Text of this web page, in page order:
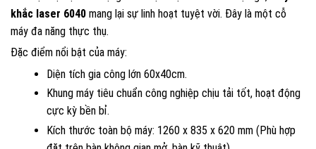
khắc laser 6040 mang lại sự linh hoạt tuyệt vời. Đây là một cỗ
máy đa năng thực thụ.
Đặc điểm nổi bật của máy:
Diện tích gia công lớn 60x40cm.
Khung máy tiêu chuẩn công nghiệp chịu tải tốt, hoạt động
cực kỳ bền bỉ.
Kích thước toàn bộ máy: 1260 x 835 x 620 mm (Phù hợp